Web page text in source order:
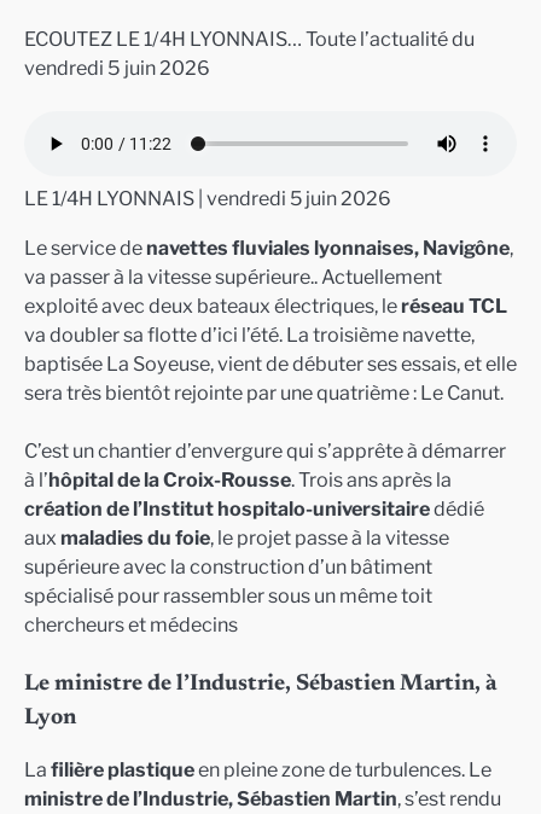
ECOUTEZ LE 1/4H LYONNAIS… Toute l’actualité du
vendredi 5 juin 2026
LE 1/4H LYONNAIS | vendredi 5 juin 2026
Le service de navettes fluviales lyonnaises, Navigône,
va passer à la vitesse supérieure.. Actuellement
exploité avec deux bateaux électriques, le réseau TCL
va doubler sa flotte d’ici l’été. La troisième navette,
baptisée La Soyeuse, vient de débuter ses essais, et elle
sera très bientôt rejointe par une quatrième : Le Canut.
C’est un chantier d’envergure qui s’apprête à démarrer
à l’hôpital de la Croix-Rousse. Trois ans après la
création de l’Institut hospitalo-universitairedédié
aux maladies du foie, le projet passe à la vitesse
supérieure avec la construction d’un bâtiment
spécialisé pour rassembler sous un même toit
chercheurs et médecins
Le ministre de l’Industrie, Sébastien Martin, à
Lyon
La filière plastiqueen pleine zone de turbulences. Le
ministre de l’Industrie, Sébastien Martin, s’est rendu